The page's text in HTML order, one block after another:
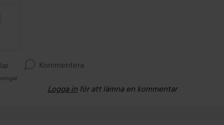
Kommentera
Logga in för att lämna en kommentar